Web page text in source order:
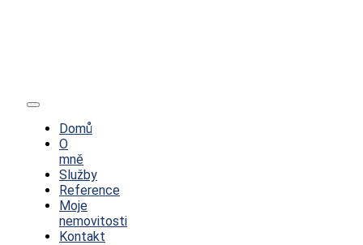
Toggle
NavigationDomů
O
mně
Služby
Reference
Moje
nemovitosti
Kontakt